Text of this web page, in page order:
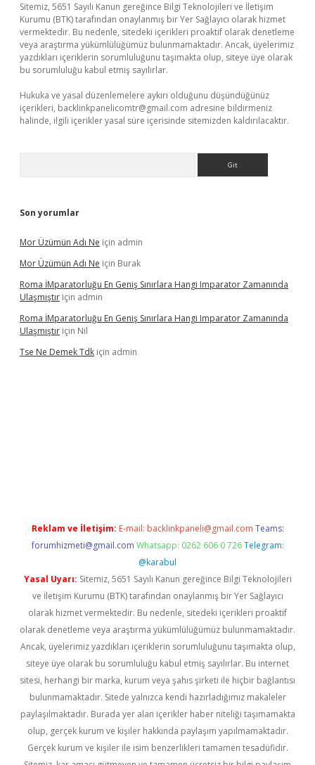
Sitemiz, 5651 Sayılı Kanun gereğince Bilgi Teknolojileri ve İletişim
Kurumu (BTK) tarafından onaylanmış bir Yer Sağlayıcı olarak hizmet
vermektedir. Bu nedenle, sitedeki içerikleri proaktif olarak denetleme
veya araştırma yükümlülüğümüz bulunmamaktadır. Ancak, üyelerimiz
yazdıkları içeriklerin sorumluluğunu taşımakta olup, siteye üye olarak
bu sorumluluğu kabul etmiş sayılırlar.
Hukuka ve yasal düzenlemelere aykırı olduğunu düşündüğünüz
içerikleri, backlinkpanelicomtr@gmail.com adresine bildirmeniz
halinde, ilgili içerikler yasal süre içerisinde sitemizden kaldırılacaktır.
Son yorumlar
Mor Üzümün Adı Ne için admin
Mor Üzümün Adı Ne için Burak
Roma İMparatorluğu En Geniş Sınırlara Hangi Imparator Zamanında
Ulaşmıştır için admin
Roma İMparatorluğu En Geniş Sınırlara Hangi Imparator Zamanında
Ulaşmıştır için Nil
Tse Ne Demek Tdk için admin
Reklam ve İletişim: E-mail: backlinkpaneli@gmail.com Teams:
forumhizmeti@gmail.com Whatsapp: 0262 606 0 726 Telegram:
@karabul
Yasal Uyarı: Sitemiz, 5651 Sayılı Kanun gereğince Bilgi Teknolojileri
ve İletişim Kurumu (BTK) tarafından onaylanmış bir Yer Sağlayıcı
olarak hizmet vermektedir. Bu nedenle, sitedeki içerikleri proaktif
olarak denetleme veya araştırma yükümlülüğümüz bulunmamaktadır.
Ancak, üyelerimiz yazdıkları içeriklerin sorumluluğunu taşımakta olup,
siteye üye olarak bu sorumluluğu kabul etmiş sayılırlar. Bu internet
sitesi, herhangi bir marka, kurum veya şahıs şirketi ile hiçbir bağlantısı
bulunmamaktadır. Sitede yalnızca kendi hazırladığımız makaleler
paylaşılmaktadır. Burada yer alan içerikler haber niteliği taşımamakta
olup, gerçek kurum ve kişiler hakkında paylaşım yapılmamaktadır.
Gerçek kurum ve kişiler ile isim benzerlikleri tamamen tesadüfidir.